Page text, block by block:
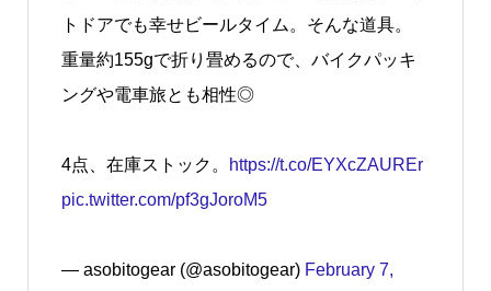
トドアでも幸せビールタイム。そんな道具。
重量約155gで折り畳めるので、バイクパッキ
ングや電車旅とも相性◎
4点、在庫ストック。
https://t.co/EYXcZAUREr
pic.twitter.com/pf3gJoroM5
— asobitogear (@asobitogear) February 7,